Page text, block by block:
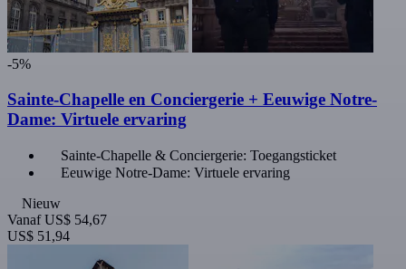
-5%
Sainte-Chapelle en Conciergerie + Eeuwige Notre-
Dame: Virtuele ervaring
Sainte-Chapelle & Conciergerie: Toegangsticket
Eeuwige Notre-Dame: Virtuele ervaring
Nieuw
Vanaf US$ 54,67
US$ 51,94